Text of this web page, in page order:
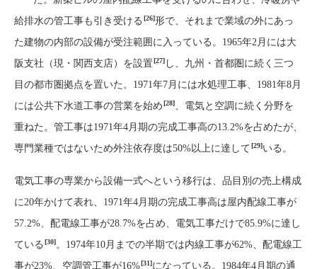
給排水の管工事も引き受ける [26]形で、それまで業域の外にあっ
た建物の内部の設備が受注範囲に入っている。1965年2月には大
阪支社（現・関西支店）を設置[27] し、九州・首都圏に続く三つ
目の都市圏拠点を置いた。1971年7月には水処理工事、1981年8月
には公共下水道工事の営業を始め[28]、電気と空調に続く分野を
重ねた。管工事は1971年4月期の完成工事高の13.2%を占めたが、
専門業種ではないため外注依存度は50%以上に達して[29]いる。
電気工事の専業から設備一式へという移行は、品目別の売上構成
に20年かけて表れ、1971年4月期の完成工事高は屋内配線工事が
57.2%、配電線工事が28.7%を占め、電気工事だけで85.9%に達し
ている [30]。1974年10月までの半期では内線工事が62%、配電線工
事が23%、空調管工事が16%[31]になっている。1984年4月期の通